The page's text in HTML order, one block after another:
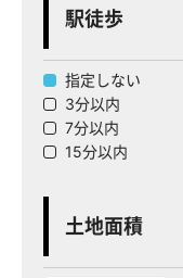
駅徒歩
指定しない
3分以内
7分以内
15分以内
土地面積